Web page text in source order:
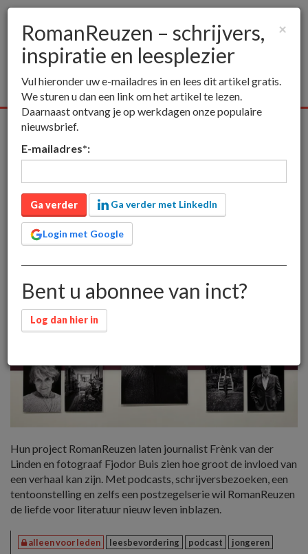
Alle media Publieksmedia
RomanReuzen –
schrijvers, inspiratie en
leesplezier
Hun project RomanReuzen laten journalist Frènk van der
Linden en fotograaf Fjodor Buis zien hoe groot de invloed van
een verhaal kan zijn. Met podcasts, schrijversbezoeken, een
tentoonstelling en zelfs een postzegelserie wil RomanReuzen
de liefde voor literatuur nieuw leven inblazen.
alleen voor leden leesbevordering podcast jongeren
×
RomanReuzen – schrijvers,
inspiratie en leesplezier
Vul hieronder uw e-mailadres in en lees dit artikel gratis.
We sturen u dan een link om het artikel te lezen.
Daarnaast ontvang je op werkdagen onze populaire
nieuwsbrief.
E-mailadres*:
Ga verder Ga verder met LinkedIn
Login met Google
Bent u abonnee van inct?
Log dan hier in